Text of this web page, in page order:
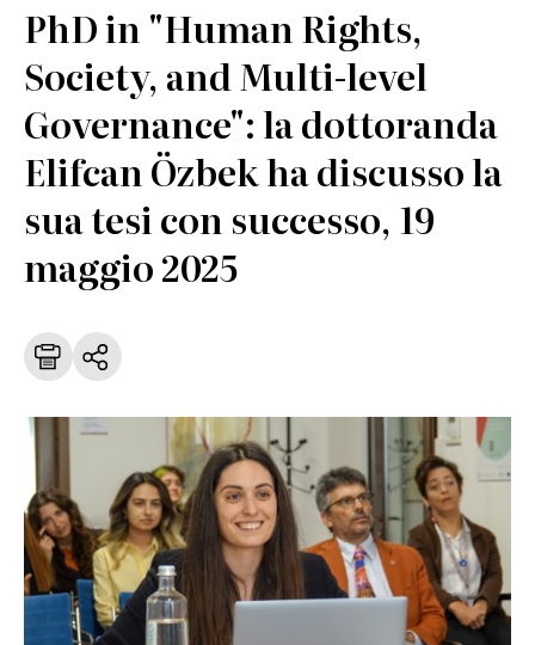
PhD in "Human Rights,
Society, and Multi-level
Governance": la dottoranda
Elifcan Özbek ha discusso la
sua tesi con successo, 19
maggio 2025